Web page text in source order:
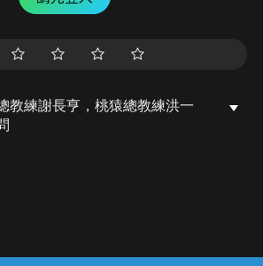
教練謝長亨，桃猿總教練洪一